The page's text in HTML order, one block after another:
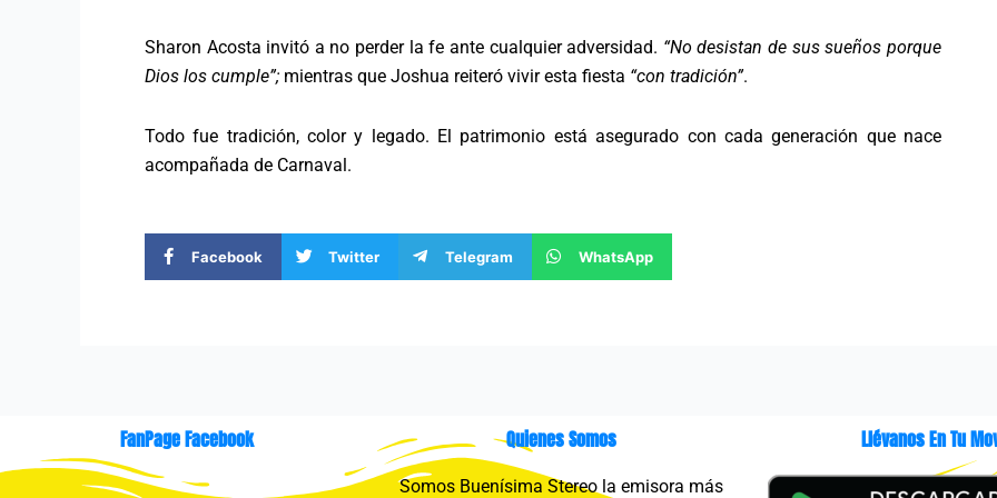
Sharon Acosta invitó a no perder la fe ante cualquier adversidad. “No desistan de sus sueños porque
Dios los cumple”; mientras que Joshua reiteró vivir esta fiesta “con tradición”.
Todo fue tradición, color y legado. El patrimonio está asegurado con cada generación que nace
acompañada de Carnaval.
Facebook Twitter Telegram WhatsApp
FanPage Facebook Quienes Somos
Somos Buenísima Stereo la emisora más
Llévanos En Tu